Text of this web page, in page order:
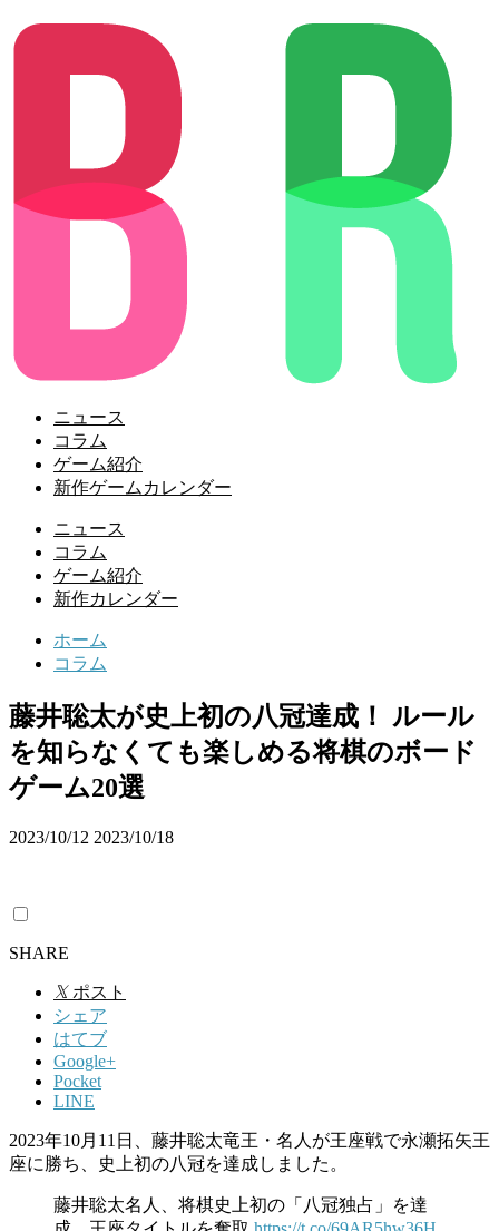
ニュース
コラム
ゲーム紹介
新作ゲームカレンダー
ニュース
コラム
ゲーム紹介
新作カレンダー
ホーム
コラム
藤井聡太が史上初の八冠達成！ ルール
を知らなくても楽しめる将棋のボード
ゲーム20選
2023/10/12 2023/10/18
SHARE
𝕏 ポスト
シェア
はてブ
Google+
Pocket
LINE
2023年10月11日、藤井聡太竜王・名人が王座戦で永瀬拓矢王
座に勝ち、史上初の八冠を達成しました。
藤井聡太名人、将棋史上初の「八冠独占」を達